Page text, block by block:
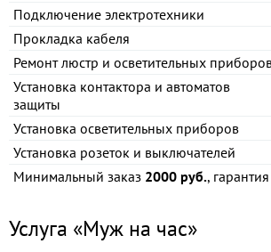
Подключение электротехники
Прокладка кабеля
Ремонт люстр и осветительных
Установка контактора и автоматов
защиты
Установка осветительных приборов
Установка розеток и выключателей
Минимальный заказ 2000 руб., гарантия
Услуга «Муж на час»